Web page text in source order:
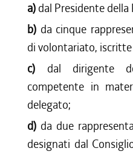
a) dal Presidente
b) da cinque
di volontariato,
c) dal dirigente
competente in
delegato;
d) da due
designati dal